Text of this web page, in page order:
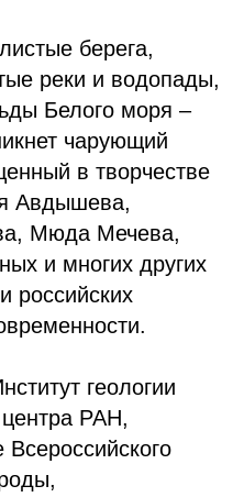
берега,
реки и водопады,
Белого моря –
чарующий
в творчестве
Авдышева,
Мюда Мечева,
и многих других
российских
геологии
центра РАН,
Всероссийского